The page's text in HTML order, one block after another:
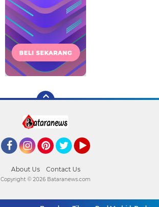
About Us Contact Us
Copyright © 2026 Bataranews.com